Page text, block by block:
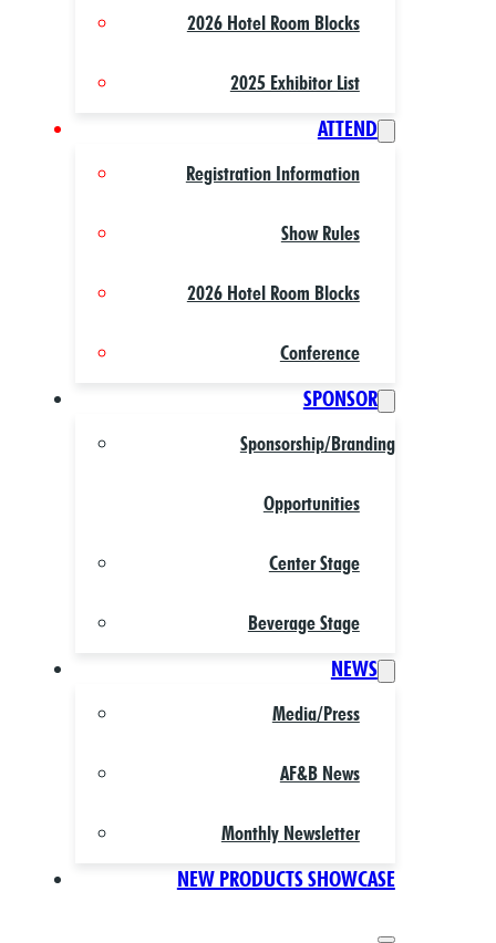
2026 Hotel Room Blocks
2025 Exhibitor List
ATTEND
Registration Information
Show Rules
2026 Hotel Room Blocks
Conference
SPONSOR
Sponsorship/Branding
Opportunities
Center Stage
Beverage Stage
NEWS
Media/Press
AF&B News
Monthly Newsletter
NEW PRODUCTS SHOWCASE